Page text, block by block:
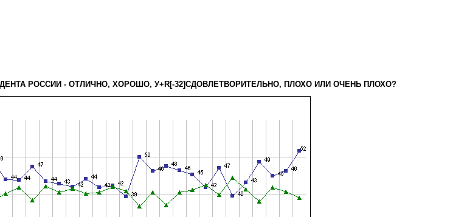
РОССИИ - ОТЛИЧНО, ХОРОШО, У+R[-32]CДОВЛЕТВОРИТЕЛЬНО, ПЛОХО ИЛИ ОЧЕНЬ ПЛОХО?